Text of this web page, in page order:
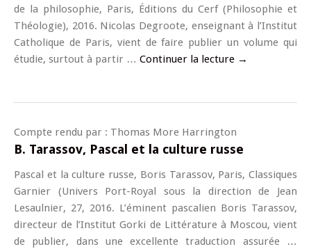
de la philosophie, Paris, Éditions du Cerf (Philosophie et
Théologie), 2016. Nicolas Degroote, enseignant à l’Institut
Catholique de Paris, vient de faire publier un volume qui
étudie, surtout à partir … Continuer la lecture →
Compte rendu par : Thomas More Harrington
B. Tarassov, Pascal et la culture russe
Pascal et la culture russe, Boris Tarassov, Paris, Classiques
Garnier (Univers Port-Royal sous la direction de Jean
Lesaulnier, 27, 2016. L’éminent pascalien Boris Tarassov,
directeur de l’Institut Gorki de Littérature à Moscou, vient
de publier, dans une excellente traduction assurée …